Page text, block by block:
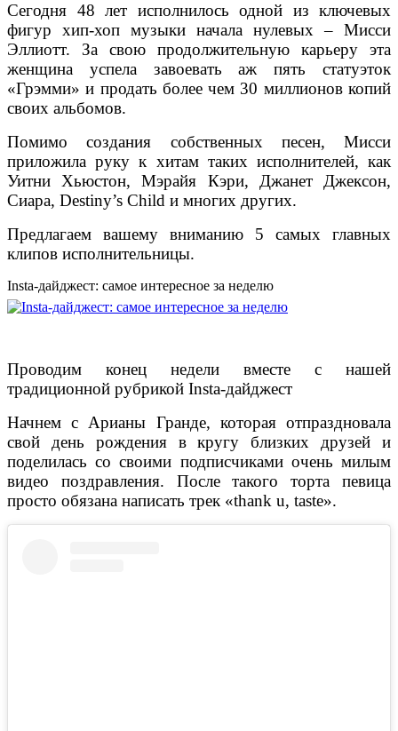
Сегодня 48 лет исполнилось одной из ключевых
фигур хип-хоп музыки начала нулевых – Мисси
Эллиотт. За свою продолжительную карьеру эта
женщина успела завоевать аж пять статуэток
«Грэмми» и продать более чем 30 миллионов копий
своих альбомов.
Помимо создания собственных песен, Мисси
приложила руку к хитам таких исполнителей, как
Уитни Хьюстон, Мэрайя Кэри, Джанет Джексон,
Сиара, Destiny’s Child и многих других.
Предлагаем вашему вниманию 5 самых главных
клипов исполнительницы.
Insta-дайджест: самое интересное за неделю
Проводим конец недели вместе с нашей
традиционной рубрикой Insta-дайджест
Начнем с Арианы Гранде, которая отпраздновала
свой день рождения в кругу близких друзей и
поделилась со своими подписчиками очень милым
видео поздравления. После такого торта певица
просто обязана написать трек «thank u, taste».